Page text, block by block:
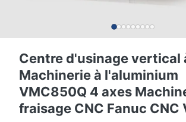
Centre d'usinage vertical
Machinerie à l'aluminium
VMC850Q 4 axes
fraisage CNC Fanuc CNC